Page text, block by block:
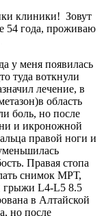
клиники! Зовут
54 года, проживаю
у меня появилась
туда воткнули
лечение, в
область
боль, но после
и икроножной
правой ноги и
Правая стопа
снимок МРТ,
грыжи L4-L5 8.5
в Алтайской
но после